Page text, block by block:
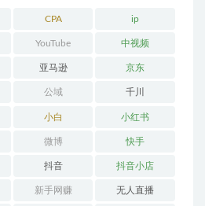
CPA ip
YouTube 中视频
亚马逊 京东
公域 千川
小白 小红书
微博 快手
抖音 抖音小店
新手网赚 无人直播